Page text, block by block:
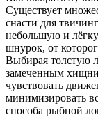
Существует
снасти для
небольшую и
шнурок, от
Выбирая толстую
замеченным
чувствовать
минимизировать
способа рыбной